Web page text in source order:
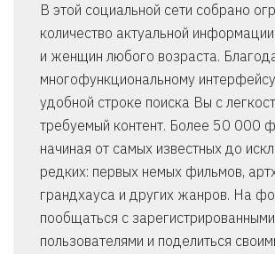
В этой социальной сети собрано
количество актуальной
и женщин любого возраста.
многофункциональному
удобной строке поиска Вы с
требуемый контент. Более 50 000
начиная от самых известных до
редких: первых немых фильмов,
грандхауса и других жанров. На
пообщаться с зарегистрированными
пользователями и поделиться